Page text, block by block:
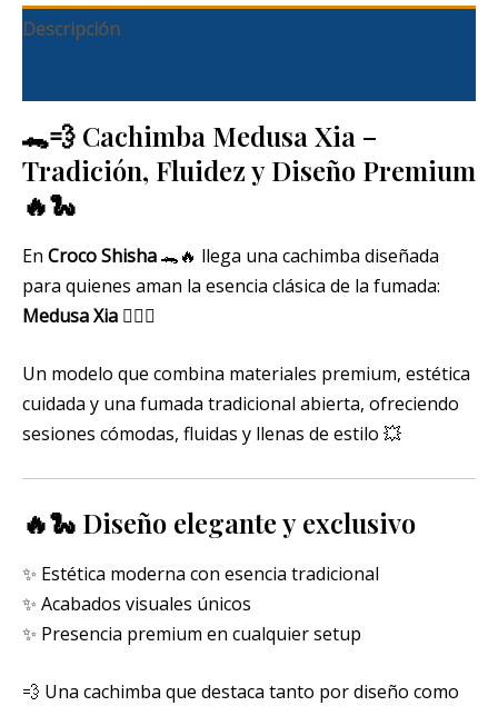
Descripción
🐊💨 Cachimba Medusa Xia –
Tradición, Fluidez y Diseño Premium
🔥🐍
En Croco Shisha🐊🔥 llega una cachimba diseñada
para quienes aman la esencia clásica de la fumada:
Medusa Xia 😮‍💨💚
Un modelo que combina materiales premium, estética
cuidada y una fumada tradicional abierta, ofreciendo
sesiones cómodas, fluidas y llenas de estilo 💥
🔥🐍 Diseño elegante y exclusivo
✨ Estética moderna con esencia tradicional
✨ Acabados visuales únicos
✨ Presencia premium en cualquier setup
💨 Una cachimba que destaca tanto por diseño como